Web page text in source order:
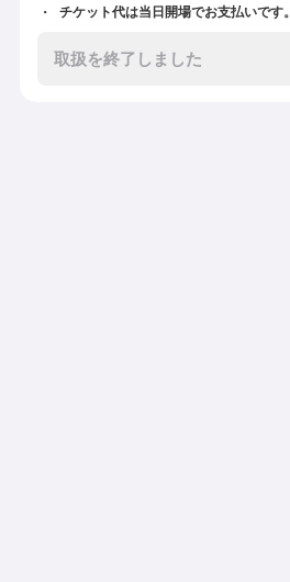
チケット代は当日開場でお支払いです。
取扱を終了しました